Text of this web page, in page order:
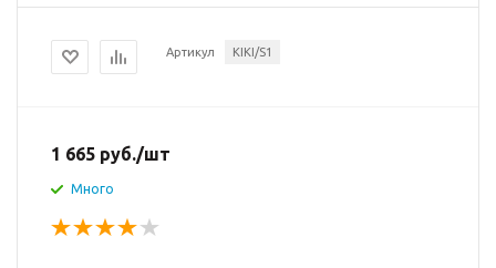
Артикул KIKI/S1
1 665 руб./шт
Много